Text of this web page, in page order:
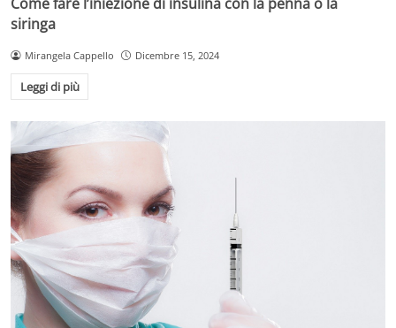
siringa
Mirangela Cappello Dicembre 15, 2024
Leggi di più